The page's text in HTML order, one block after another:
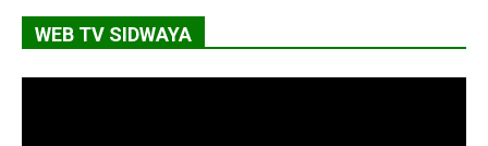
WEB TV SIDWAYA